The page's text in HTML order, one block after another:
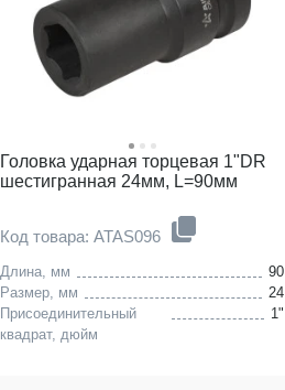
Головка ударная торцевая 1"DR
шестигранная 24мм, L=90мм
Код товара: ATAS096
Длина, мм
90
Размер, мм
24
Присоединительный
квадрат, дюйм
1"